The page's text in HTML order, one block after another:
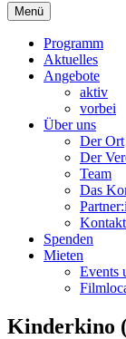
Primäres
Menü
Menü
Programm
Aktuelles
Angebote
aktiv
vorbei
Über uns
Der Ort
Der
Team
Das
Kontakt
Spenden
Mieten
Events
Kinderkino